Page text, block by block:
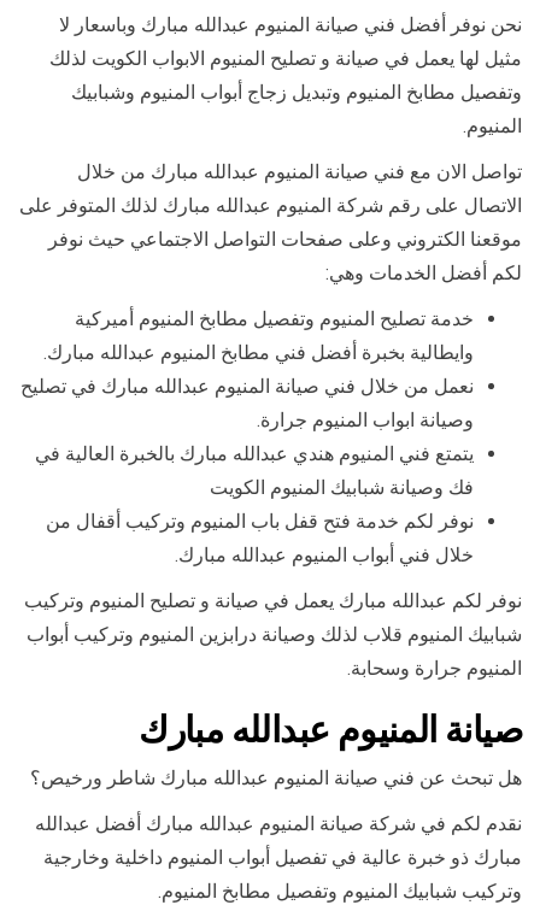
نحن نوفر أفضل فني صيانة المنيوم عبدالله مبارك وباسعار لا
مثيل لها يعمل في صيانة و تصليح المنيوم الابواب الكويت لذلك
وتفصيل مطابخ المنيوم وتبديل زجاج أبواب المنيوم وشبابيك
المنيوم.
تواصل الان مع فني صيانة المنيوم عبدالله مبارك من خلال
الاتصال على رقم شركة المنيوم عبدالله مبارك لذلك المتوفر على
موقعنا الكتروني وعلى صفحات التواصل الاجتماعي حيث نوفر
لكم أفضل الخدمات وهي:
خدمة تصليح المنيوم وتفصيل مطابخ المنيوم أميركية
وايطالية بخبرة أفضل فني مطابخ المنيوم عبدالله مبارك.
نعمل من خلال فني صيانة المنيوم عبدالله مبارك في تصليح
وصيانة ابواب المنيوم جرارة.
يتمتع فني المنيوم هندي عبدالله مبارك بالخبرة العالية في
فك وصيانة شبابيك المنيوم الكويت
نوفر لكم خدمة فتح قفل باب المنيوم وتركيب أقفال من
خلال فني أبواب المنيوم عبدالله مبارك.
نوفر لكم عبدالله مبارك يعمل في صيانة و تصليح المنيوم وتركيب
شبابيك المنيوم قلاب لذلك وصيانة درابزين المنيوم وتركيب أبواب
المنيوم جرارة وسحابة.
صيانة المنيوم عبدالله مبارك
هل تبحث عن فني صيانة المنيوم عبدالله مبارك شاطر ورخيص؟
نقدم لكم في شركة صيانة المنيوم عبدالله مبارك أفضل عبدالله
مبارك ذو خبرة عالية في تفصيل أبواب المنيوم داخلية وخارجية
وتركيب شبابيك المنيوم وتفصيل مطابخ المنيوم.